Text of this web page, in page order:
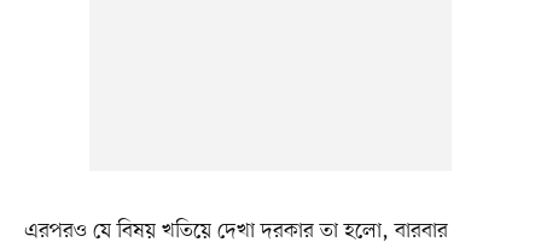
এরপরও যে বিষয় খতিয়ে দেখা দরকার তা হলো, বারবার